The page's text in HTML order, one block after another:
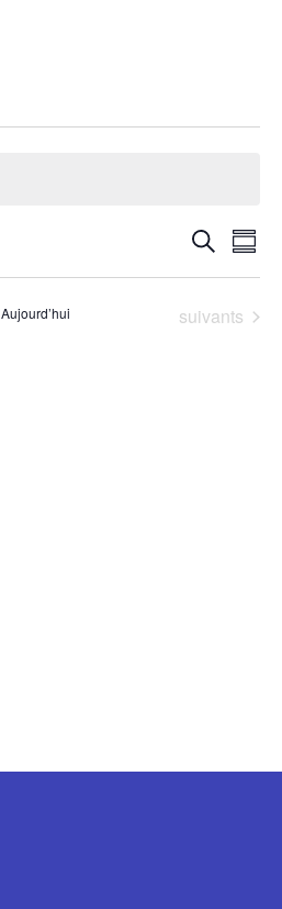
Recherche
de
Recherche
Aujourd’hui Évènements
suivants